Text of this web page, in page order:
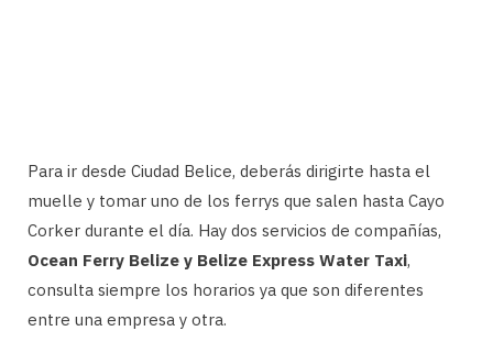
Para ir desde Ciudad Belice, deberás dirigirte hasta el
muelle y tomar uno de los ferrys que salen hasta Cayo
Corker durante el día. Hay dos servicios de compañías,
Ocean Ferry Belize y Belize Express Water Taxi,
consulta siempre los horarios ya que son diferentes
entre una empresa y otra.